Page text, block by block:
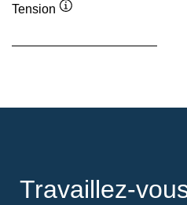
Tension
Travaillez-